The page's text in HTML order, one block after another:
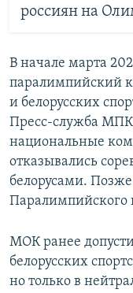
россиян на
В начале марта
паралимпийский
и белорусских
Пресс-служба
национальные
отказывались
белорусами.
Паралимпийского
МОК ранее
белорусских
но только в